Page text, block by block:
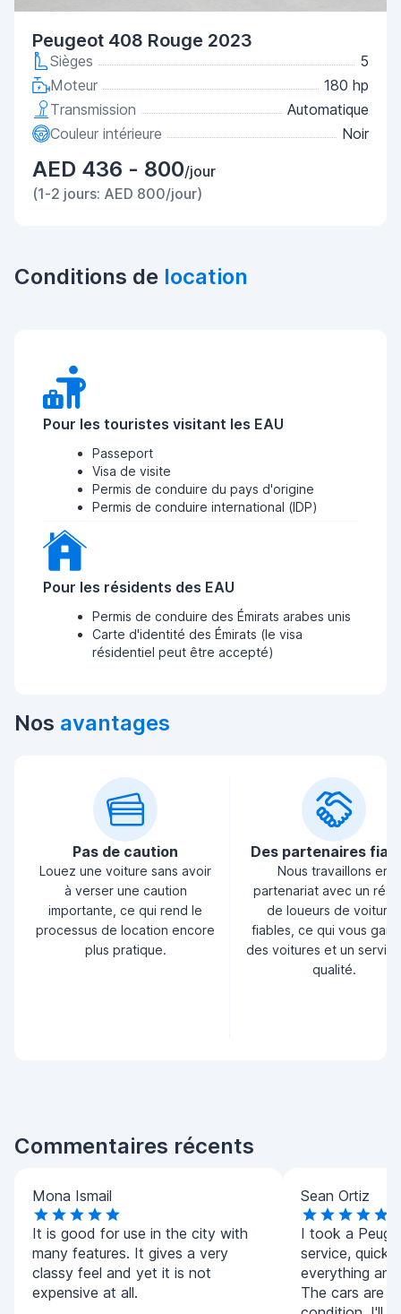
Peugeot 408 Rouge 2023
Sièges
5
Moteur
180 hp
Transmission
Automatique
Couleur intérieure
Noir
AED 436 - 800/jour
(1-2 jours: AED 800/jour)
Conditions de location
Pour les touristes visitant les EAU
Passeport
Visa de visite
Permis de conduire du pays d'origine
Permis de conduire international (IDP)
Pour les résidents des EAU
Permis de conduire des Émirats arabes unis
Carte d'identité des Émirats (le visa
résidentiel peut être accepté)
Nos avantages
Pas de caution
Louez une voiture sans avoir
à verser une caution
importante, ce qui rend le
processus de location encore
plus pratique.
Des partenaires
Nous travaillons en
partenariat avec un
de loueurs de voitures
fiables, ce qui vous
des voitures et un
qualité.
Commentaires récents
Mona Ismail
It is good for use in the city with
many features. It gives a very
classy feel and yet it is not
expensive at all.
Sean Ortiz
I took a
service,
everything
The cars are